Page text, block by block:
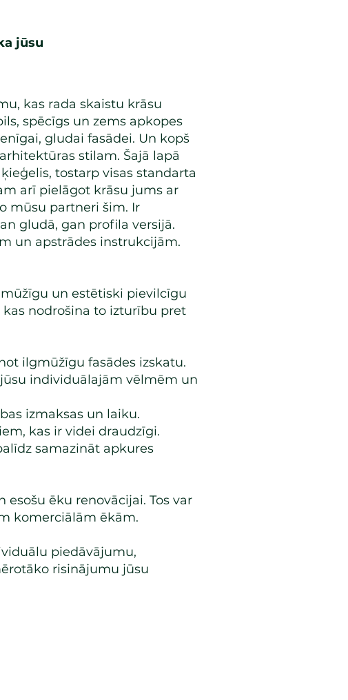
jūsu
kas rada skaistu krāsu
spēcīgs un zems apkopes
gludai fasādei. Un kopš
stilam. Šajā lapā
tostarp visas standarta
arī pielāgot krāsu jums ar
mūsu partneri šim. Ir
gludā, gan profila versijā.
un apstrādes instrukcijām.
un estētiski pievilcīgu
nodrošina to izturību pret
ilgmūžīgu fasādes izskatu.
individuālajām vēlmēm un
izmaksas un laiku.
kas ir videi draudzīgi.
samazināt apkures
ēku renovācijai. Tos var
komerciālām ēkām.
piedāvājumu,
risinājumu jūsu